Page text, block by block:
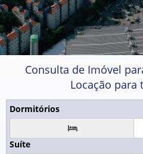
Consulta de Imóvel
Locação para
Dormitórios

Suíte